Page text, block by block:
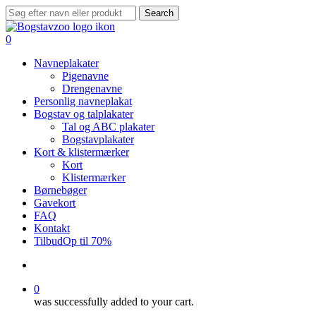
Skip
to
main
Search
Close
Search
search
0
Navneplakater
Pigenavne
Drengenavne
Personlig navneplakat
Bogstav og talplakater
Tal og ABC plakater
Bogstavplakater
Kort & klistermærker
Kort
Klistermærker
Børnebøger
Gavekort
FAQ
Kontakt
TilbudOp til 70%
0
was successfully added to your cart.